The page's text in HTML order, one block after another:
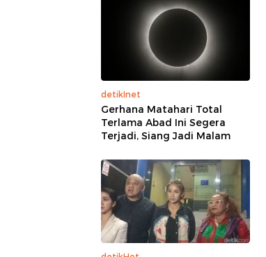
detikInet
Gerhana Matahari Total
Terlama Abad Ini Segera
Terjadi, Siang Jadi Malam